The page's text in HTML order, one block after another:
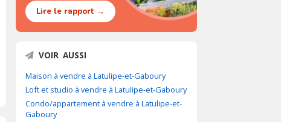
Lire le rapport →
VOIR AUSSI
Maison à vendre à Latulipe-et-Gaboury
Loft et studio à vendre à Latulipe-et-Gaboury
Condo/appartement à vendre à Latulipe-et-
Gaboury